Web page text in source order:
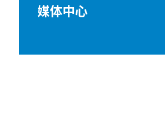
媒体中心